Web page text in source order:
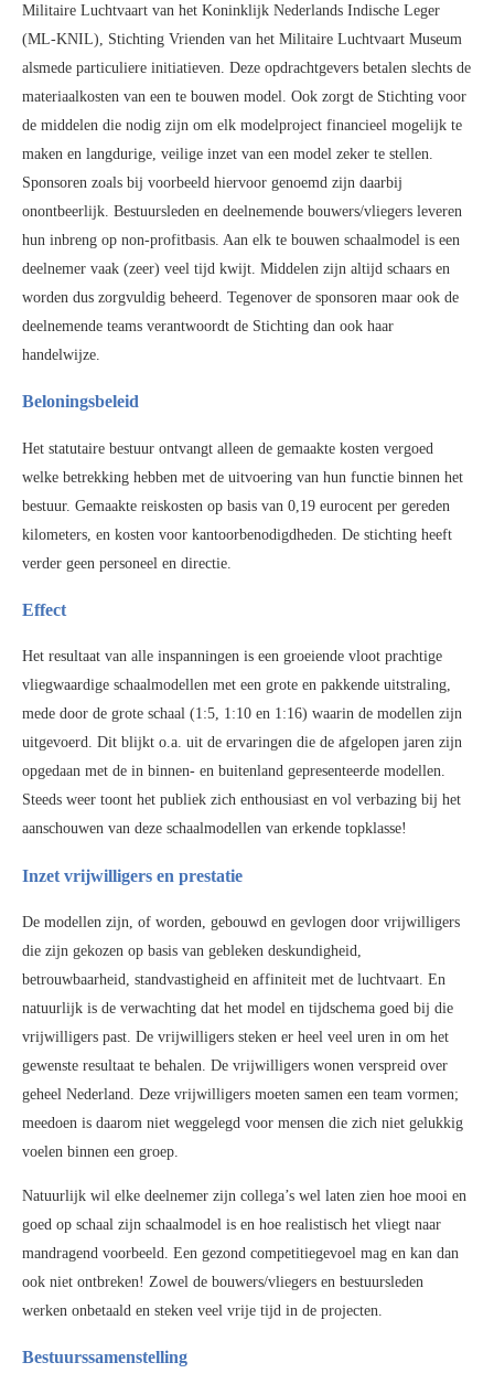
Militaire Luchtvaart van het Koninklijk Nederlands Indische Leger
(ML-KNIL), Stichting Vrienden van het Militaire Luchtvaart Museum
alsmede particuliere initiatieven. Deze opdrachtgevers betalen slechts de
materiaalkosten van een te bouwen model. Ook zorgt de Stichting voor
de middelen die nodig zijn om elk modelproject financieel mogelijk te
maken en langdurige, veilige inzet van een model zeker te stellen.
Sponsoren zoals bij voorbeeld hiervoor genoemd zijn daarbij
onontbeerlijk. Bestuursleden en deelnemende bouwers/vliegers leveren
hun inbreng op non-profitbasis. Aan elk te bouwen schaalmodel is een
deelnemer vaak (zeer) veel tijd kwijt. Middelen zijn altijd schaars en
worden dus zorgvuldig beheerd. Tegenover de sponsoren maar ook de
deelnemende teams verantwoordt de Stichting dan ook haar
handelwijze.
Beloningsbeleid
Het statutaire bestuur ontvangt alleen de gemaakte kosten vergoed
welke betrekking hebben met de uitvoering van hun functie binnen het
bestuur. Gemaakte reiskosten op basis van 0,19 eurocent per gereden
kilometers, en kosten voor kantoorbenodigdheden. De stichting heeft
verder geen personeel en directie.
Effect
Het resultaat van alle inspanningen is een groeiende vloot prachtige
vliegwaardige schaalmodellen met een grote en pakkende uitstraling,
mede door de grote schaal (1:5, 1:10 en 1:16) waarin de modellen zijn
uitgevoerd. Dit blijkt o.a. uit de ervaringen die de afgelopen jaren zijn
opgedaan met de in binnen- en buitenland gepresenteerde modellen.
Steeds weer toont het publiek zich enthousiast en vol verbazing bij het
aanschouwen van deze schaalmodellen van erkende topklasse!
Inzet vrijwilligers en prestatie
De modellen zijn, of worden, gebouwd en gevlogen door vrijwilligers
die zijn gekozen op basis van gebleken deskundigheid,
betrouwbaarheid, standvastigheid en affiniteit met de luchtvaart. En
natuurlijk is de verwachting dat het model en tijdschema goed bij die
vrijwilligers past. De vrijwilligers steken er heel veel uren in om het
gewenste resultaat te behalen. De vrijwilligers wonen verspreid over
geheel Nederland. Deze vrijwilligers moeten samen een team vormen;
meedoen is daarom niet weggelegd voor mensen die zich niet gelukkig
voelen binnen een groep.
Natuurlijk wil elke deelnemer zijn collega’s wel laten zien hoe mooi en
goed op schaal zijn schaalmodel is en hoe realistisch het vliegt naar
mandragend voorbeeld. Een gezond competitiegevoel mag en kan dan
ook niet ontbreken! Zowel de bouwers/vliegers en bestuursleden
werken onbetaald en steken veel vrije tijd in de projecten.
Bestuurssamenstelling